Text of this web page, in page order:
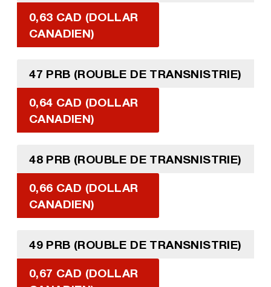
0,63 CAD (DOLLAR
CANADIEN)
47 PRB (ROUBLE DE TRANSNISTRIE)
0,64 CAD (DOLLAR
CANADIEN)
48 PRB (ROUBLE DE TRANSNISTRIE)
0,66 CAD (DOLLAR
CANADIEN)
49 PRB (ROUBLE DE TRANSNISTRIE)
0,67 CAD (DOLLAR